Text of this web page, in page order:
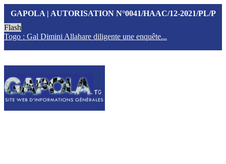
GAPOLA | AUTORISATION N°0041/HAAC/12-2021/PL/P
Flash
Togo : Gal Dimini Allahare diligente une enquête...